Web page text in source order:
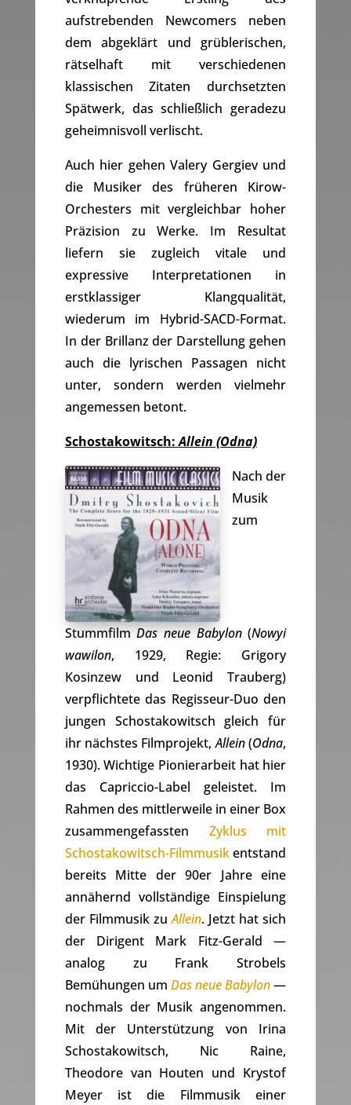
aufstrebenden Newcomers neben
dem abgeklärt und grüblerischen,
rätselhaft mit verschiedenen
klassischen Zitaten durchsetzten
Spätwerk, das schließlich geradezu
geheimnisvoll verlischt.
Auch hier gehen Valery Gergiev und
die Musiker des früheren Kirow-
Orchesters mit vergleichbar hoher
Präzision zu Werke. Im Resultat
liefern sie zugleich vitale und
expressive Interpretationen in
erstklassiger Klangqualität,
wiederum im Hybrid-SACD-Format.
In der Brillanz der Darstellung gehen
auch die lyrischen Passagen nicht
unter, sondern werden vielmehr
angemessen betont.
Schostakowitsch:Allein (Odna)
Nach der
Musik
zum
StummfilmDas neue Babylon(Nowyi
wawilon, 1929, Regie: Grigory
Kosinzew und Leonid Trauberg)
verpflichtete das Regisseur-Duo den
jungen Schostakowitsch gleich für
ihr nächstes Filmprojekt,Allein(Odna,
1930). Wichtige Pionierarbeit hat hier
das Capriccio-Label geleistet. Im
Rahmen des mittlerweile in einer Box
zusammengefassten Zyklus mit
Schostakowitsch-Filmmusikentstand
bereits Mitte der 90er Jahre eine
annähernd vollständige Einspielung
der Filmmusik zuAllein. Jetzt hat sich
der Dirigent Mark Fitz-Gerald —
analog zu Frank Strobels
Bemühungen um Das neue Babylon—
nochmals der Musik angenommen.
Mit der Unterstützung von Irina
Schostakowitsch, Nic Raine,
Theodore van Houten und Krystof
Meyer ist die Filmmusik einer